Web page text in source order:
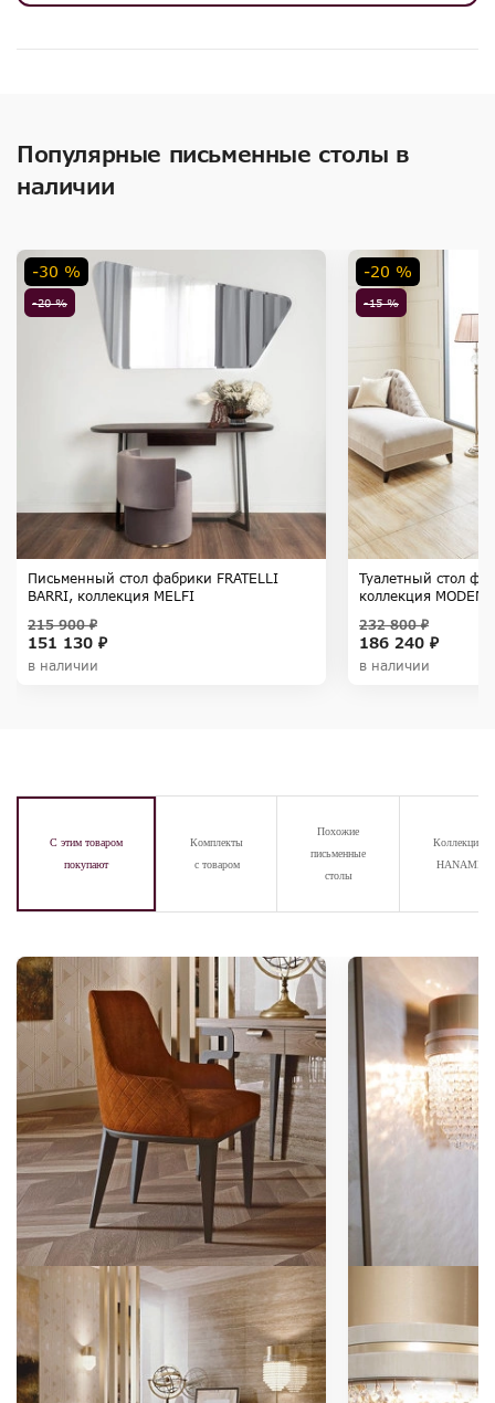
Популярные письменные столы в
наличии
-20 %
-30 %
Письменный стол фабрики FRATELLI
BARRI, коллекция MELFI
151 130 ₽
215 900 ₽
в наличии
-15 %
-20 %
Туалетный стол
коллекция MODENA
186 240 ₽
232 800 ₽
в наличии
С этим товаром
покупают
Комплекты
с товаром
Похожие
письменные
столы
Коллекция
HANAMI